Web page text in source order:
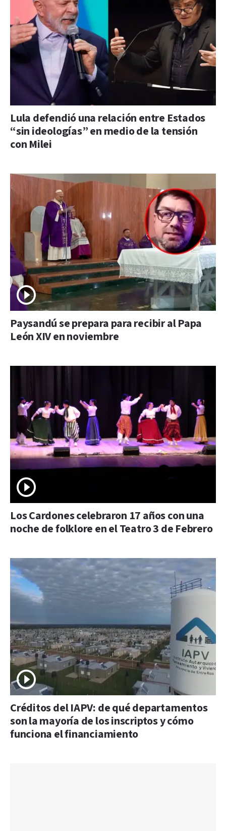
Lula defendió una relación entre Estados
“sin ideologías” en medio de la tensión
con Milei
Paysandú se prepara para recibir al Papa
León XIV en noviembre
Los Cardones celebraron 17 años con una
noche de folklore en el Teatro 3 de Febrero
Créditos del IAPV: de qué departamentos
son la mayoría de los inscriptos y cómo
funciona el financiamiento